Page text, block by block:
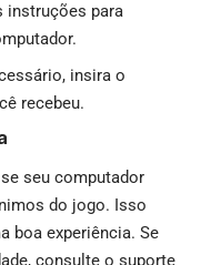
instruções para
insira o
recebeu.
seu computador
do jogo. Isso
boa experiência. Se